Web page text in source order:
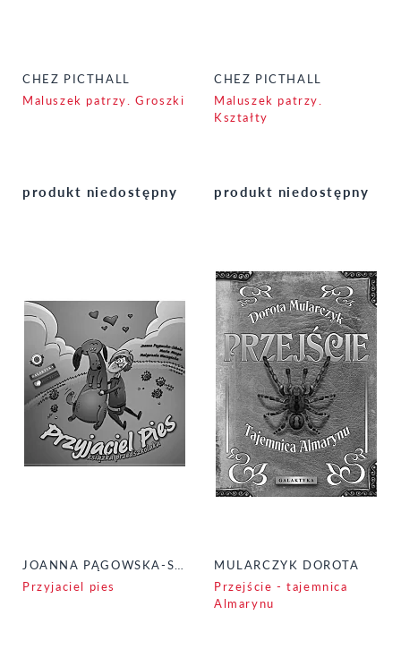
CHEZ PICTHALL
Maluszek patrzy. Groszki
produkt niedostępny
CHEZ PICTHALL
Maluszek patrzy.
Kształty
produkt niedostępny
Przyjaciel pies
MULARCZYK DOROTA
Przejście - tajemnica
Almarynu